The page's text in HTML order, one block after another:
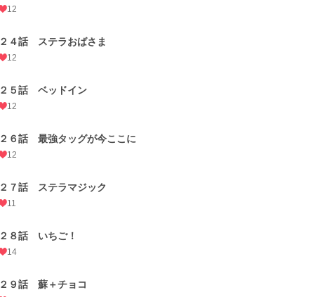
12
２４話 ステラおばさま
12
２５話 ベッドイン
12
２６話 最強タッグが今ここに
12
２７話 ステラマジック
11
２８話 いちご！
14
２９話 蘇＋チョコ